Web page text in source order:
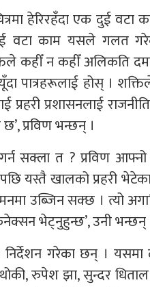
हेरिरहँदा एक दुई
काम यसले गलत
कहीँ न कहीँ अलिकति
पात्रहरूलाई होस् ।
प्रहरी प्रशासनलाई
प्रविण भन्छन् ।
सक्ला त ? प्रविण आफ्नो
यस्तै खालको प्रहरी
उब्जिन सक्छ । त्यो
भेट्नुहुन्छ’, उनी भन्छन्
गरेका छन् । यसमा
रुपेश झा, सुन्दर